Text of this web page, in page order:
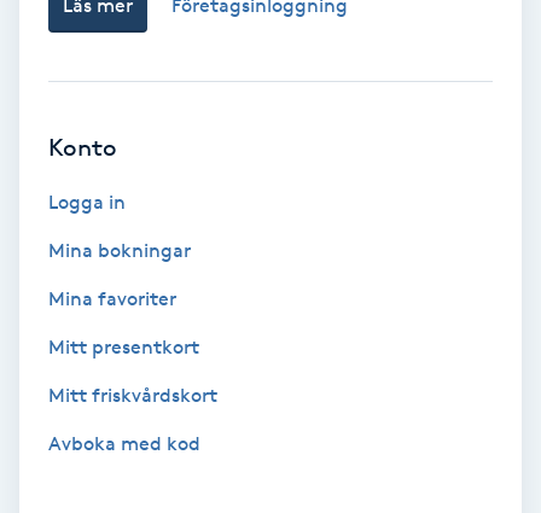
Terapi
Thaimassage
Torr hårbotten
Läs mer Företagsinloggning
Konto
Logga in
Mina bokningar
Mina favoriter
Mitt presentkort
Mitt friskvårdskort
Avboka med kod